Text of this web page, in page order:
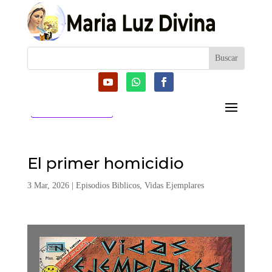
El primer homicidio
3 Mar, 2026| Episodios Biblicos, Vidas Ejemplares